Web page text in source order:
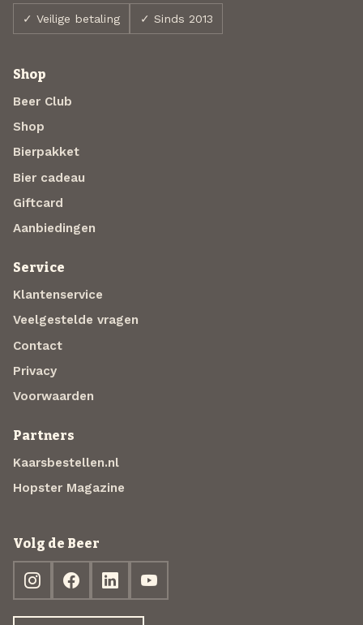
✓ Veilige betaling ✓ Sinds 2013
Shop
Beer Club
Shop
Bierpakket
Bier cadeau
Giftcard
Aanbiedingen
Service
Klantenservice
Veelgestelde vragen
Contact
Privacy
Voorwaarden
Partners
Kaarsbestellen.nl
Hopster Magazine
Volg de Beer